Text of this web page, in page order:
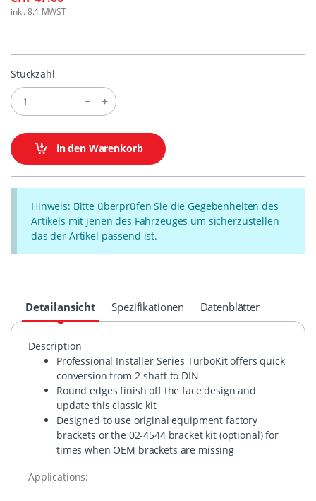
inkl. 8.1 MWST
Stückzahl
in den Warenkorb
Hinweis: Bitte überprüfen Sie die Gegebenheiten des
Artikels mit jenen des Fahrzeuges um sicherzustellen
das der Artikel passend ist.
Detailansicht Spezifikationen Datenblätter
Description
Professional Installer Series TurboKit offers quick
conversion from 2-shaft to DIN
Round edges finish off the face design and
update this classic kit
Designed to use original equipment factory
brackets or the 02-4544 bracket kit (optional) for
times when OEM brackets are missing
Applications: